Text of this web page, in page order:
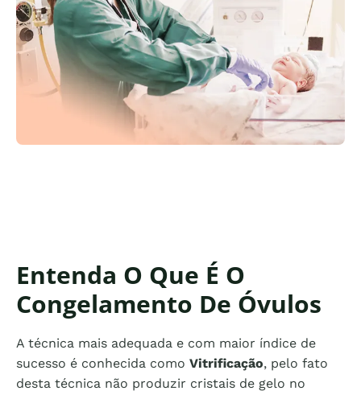
Entenda O Que É O
Congelamento De Óvulos
A técnica mais adequada e com maior índice de
sucesso é conhecida como Vitrificação, pelo fato
desta técnica não produzir cristais de gelo no